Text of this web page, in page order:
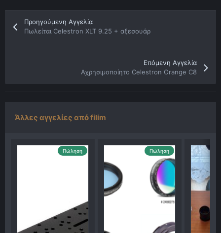
Προηγούμενη Αγγελία
Πωλείται Celestron XLT 9.25 + αξεσουάρ
Επόμενη Αγγελία
Αχρησιμοποίητο Celestron Orange C8
Άλλες αγγελίες από filim
Πώληση Πώληση